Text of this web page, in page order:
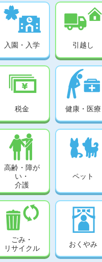
入園・入学 引越し
税金 健康・医療
高齢・障が
い・
介護
ペット
ごみ・
リサイクル
おくやみ